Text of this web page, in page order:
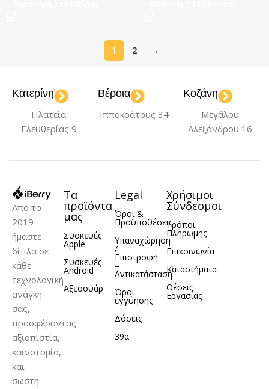
1 2 →
Κατερίνη
Πλατεία
Ελευθερίας 9
Βέροια
Ιπποκράτους 34
Κοζάνη
Μεγάλου
Αλεξάνδρου 16
Από το
2019
ήμαστε
δίπλα σε
κάθε
τεχνολογική
ανάγκη
σας,
προσφέροντας
αξιοπιστία,
καινοτομία,
και
σωστή
Τα
προϊόντα
μας
Συσκευές
Apple
Συσκευές
Android
Αξεσουάρ
Legal
Όροι &
Προϋποθέσεις
Υπαναχώρηση
/
Επιστροφή
–
Αντικατάσταση
Όροι
εγγύησης
Δόσεις
39α
Χρήσιμοι
Σύνδεσμοι
Τρόποι
Πληρωμής
Επικοινωνία
Καταστήματα
Θέσεις
Εργασίας